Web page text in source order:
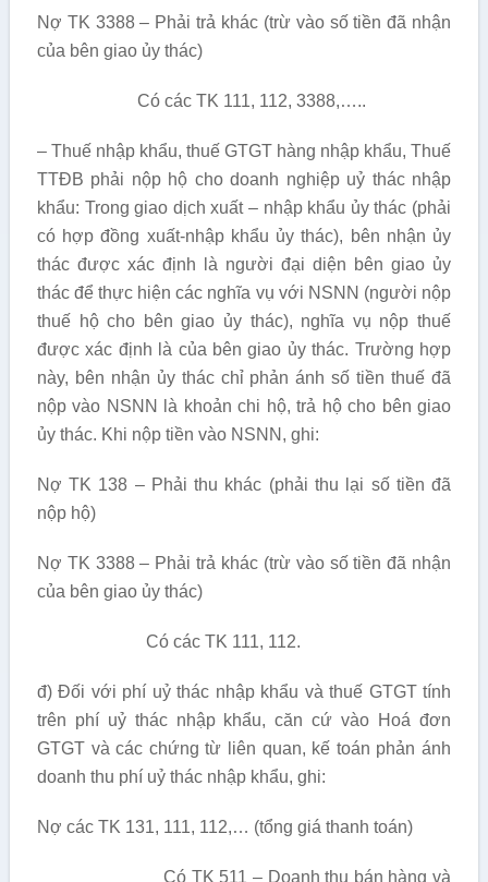
Nợ TK 3388 – Phải trả khác (trừ vào số tiền đã nhận
của bên giao ủy thác)
Có các TK 111, 112, 3388,…..
– Thuế nhập khẩu, thuế GTGT hàng nhập khẩu, Thuế
TTĐB phải nộp hộ cho doanh nghiệp uỷ thác nhập
khẩu: Trong giao dịch xuất – nhập khẩu ủy thác (phải
có hợp đồng xuất-nhập khẩu ủy thác), bên nhận ủy
thác được xác định là người đại diện bên giao ủy
thác để thực hiện các nghĩa vụ với NSNN (người nộp
thuế hộ cho bên giao ủy thác), nghĩa vụ nộp thuế
được xác định là của bên giao ủy thác. Trường hợp
này, bên nhận ủy thác chỉ phản ánh số tiền thuế đã
nộp vào NSNN là khoản chi hộ, trả hộ cho bên giao
ủy thác. Khi nộp tiền vào NSNN, ghi:
Nợ TK 138 – Phải thu khác (phải thu lại số tiền đã
nộp hộ)
Nợ TK 3388 – Phải trả khác (trừ vào số tiền đã nhận
của bên giao ủy thác)
Có các TK 111, 112.
đ) Đối với phí uỷ thác nhập khẩu và thuế GTGT tính
trên phí uỷ thác nhập khẩu, căn cứ vào Hoá đơn
GTGT và các chứng từ liên quan, kế toán phản ánh
doanh thu phí uỷ thác nhập khẩu, ghi:
Nợ các TK 131, 111, 112,… (tổng giá thanh toán)
Có TK 511 – Doanh thu bán hàng và